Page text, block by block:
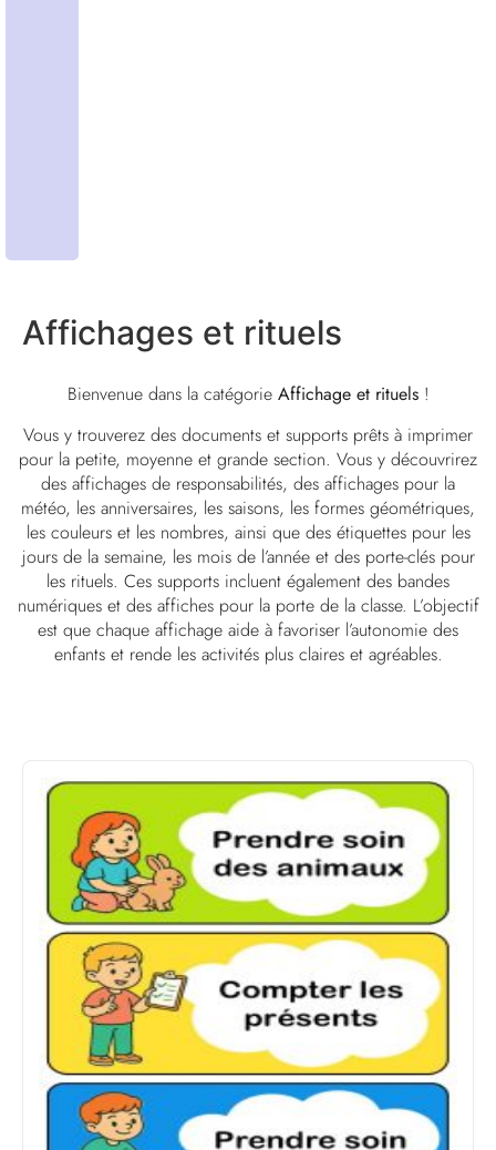
Affichages et rituels
Bienvenue dans la catégorie Affichage et rituels!
Vous y trouverez des documents et supports prêts à imprimer
pour la petite, moyenne et grande section. Vous y découvrirez
des affichages de responsabilités, des affichages pour la
météo, les anniversaires, les saisons, les formes géométriques,
les couleurs et les nombres, ainsi que des étiquettes pour les
jours de la semaine, les mois de l’année et des porte-clés pour
les rituels. Ces supports incluent également des bandes
numériques et des affiches pour la porte de la classe. L’objectif
est que chaque affichage aide à favoriser l’autonomie des
enfants et rende les activités plus claires et agréables.